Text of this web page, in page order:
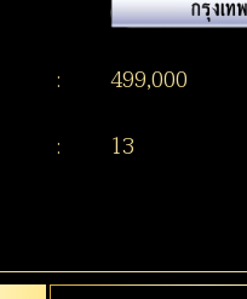
:
499,000
: 13